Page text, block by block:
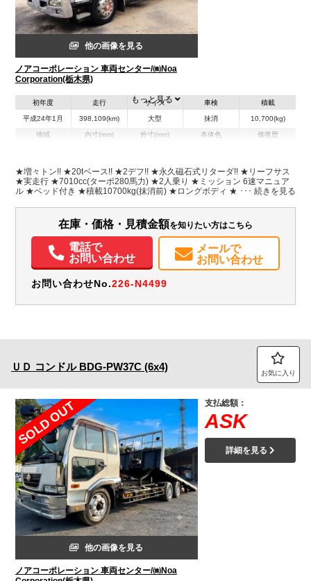
他の画像を見る
ノアコーポレーション 車両センター/㈱Noa
Corporation(栃木県)
初年度
平成24年1月
走行
398,109(km)
サイズ
大型
車検
抹消
積載
10,700(kg)
地域 内寸(mm)
H:1,010
外寸(mm)
H:2,900
本体色 修復歴
装備情報
電動格納ミラー
ETC
もっと見る
★増々トン!! ★20tベース!! ★2デフ!! ★永久磁石式リターダ!! ★リーフサス
★実走行 ★7010cc(ターボ280馬力) ★2人乗り ★ミッション 6速マニュア
ル ★ベッド付き ★積載10700kg(抹消前) ★ロングボディ ★深ダンプ/土砂
ンレス張り
在庫・価格・見積金額を知りたい方はこちら
電話で
お問い合わせ
メールで
お問い合わせ
お問い合わせNo.226-N4499
ＵＤ コンドル BDG-PW37C (6x4) お気に入り
SOLD OUT
他の画像を見る
ノアコーポレーション 車両センター/㈱Noa
支払総額：
ASK
詳細を見る